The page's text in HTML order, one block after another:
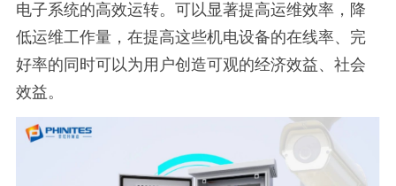
电子系统的高效运转。可以显著提高运维效率，降
低运维工作量，在提高这些机电设备的在线率、完
好率的同时可以为用户创造可观的经济效益、社会
效益。